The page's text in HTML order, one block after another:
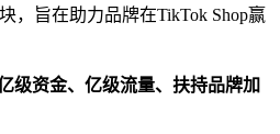
，旨在助力品牌在TikTok Shop赢
级资金、亿级流量、扶持品牌加